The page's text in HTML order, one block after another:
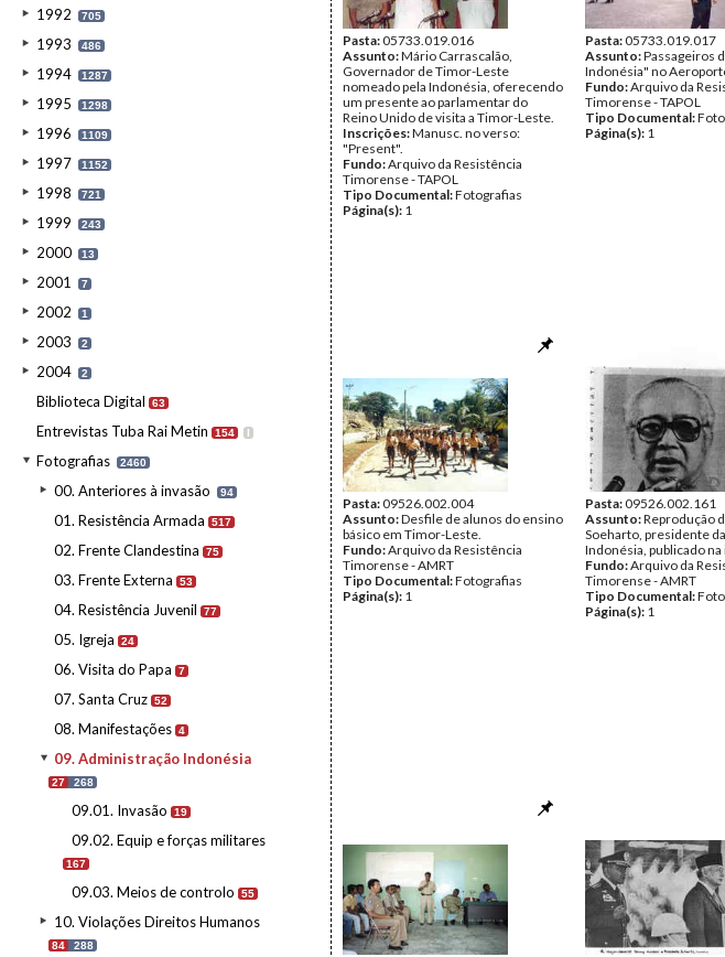
1992 705
1993 486
1994 1287
1995 1298
1996 1109
1997 1152
1998 721
1999 243
2000 13
2001 7
2002 1
2003 2
2004 2
Biblioteca Digital 63
Entrevistas Tuba Rai Metin 154 I
Fotografias 2460
00. Anteriores à invasão 94
01. Resistência Armada 517
02. Frente Clandestina 75
03. Frente Externa 53
04. Resistência Juvenil 77
05. Igreja 24
06. Visita do Papa 7
07. Santa Cruz 52
08. Manifestações 4
09. Administração Indonésia
27 268
09.01. Invasão 19
09.02. Equip e forças militares
167
09.03. Meios de controlo 55
10. Violações Direitos Humanos
84 288
Pasta:05733.019.016
Assunto:Mário Carrascalão,
Governador de Timor-Leste
nomeado pela Indonésia, oferecendo
um presente ao parlamentar do
Reino Unido de visita a Timor-Leste.
Inscrições:Manusc. no verso:
"Present".
Fundo:Arquivo da Resistência
Timorense - TAPOL
Tipo Documental:Fotografias
Página(s): 1
Pasta:05733.019.017
Assunto:Passageiros
Indonésia" no
Fundo:Arquivo da
Timorense - TAPOL
Tipo Documental:
Página(s): 1
Pasta:09526.002.004
Assunto:Desfile de alunos do ensino
básico em Timor-Leste.
Fundo:Arquivo da Resistência
Timorense - AMRT
Tipo Documental:Fotografias
Página(s): 1
Pasta:09526.002.161
Assunto:Reprodução
Soeharto, presidente
Indonésia, publicado
Fundo:Arquivo da
Timorense - AMRT
Tipo Documental:
Página(s): 1